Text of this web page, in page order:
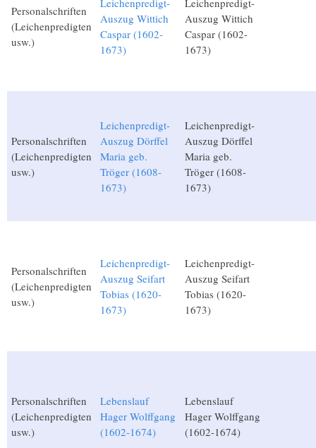
Personalschriften
(Leichenpredigten
usw.)
Leichenpredigt-
Auszug Wittich
Caspar (1602-
1673)
Leichenpredigt-
Auszug Wittich
Caspar (1602-
1673)
Personalschriften
(Leichenpredigten
usw.)
Leichenpredigt-
Auszug Dörffel
Maria geb.
Tröger (1608-
1673)
Leichenpredigt-
Auszug Dörffel
Maria geb.
Tröger (1608-
1673)
Personalschriften
(Leichenpredigten
usw.)
Leichenpredigt-
Auszug Seifart
Tobias (1620-
1673)
Leichenpredigt-
Auszug Seifart
Tobias (1620-
1673)
Personalschriften
(Leichenpredigten
usw.)
Lebenslauf
Hager Wolffgang
(1602-1674)
Lebenslauf
Hager Wolffgang
(1602-1674)